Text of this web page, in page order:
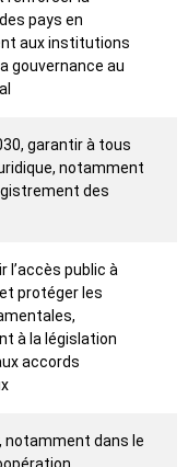
pays en
aux institutions
gouvernance au
garantir à tous
notamment
des
l’accès public à
protéger les
à la législation
accords
notamment dans le